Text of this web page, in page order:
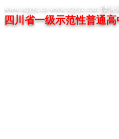
www.scjyyz.cn www.scjyyz.com 微信
四川省一级示范性普通高